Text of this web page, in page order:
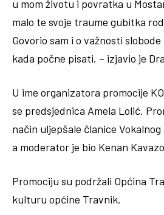
u mom životu i povratka u
malo te svoje traume gubitka
Govorio sam i o važnosti
kada počne pisati. – izjavio je
U ime organizatora promocije
se predsjednica Amela Lolić.
način uljepšale članice
a moderator je bio Kenan
Promociju su podržali Općina
kulturu općine Travnik.